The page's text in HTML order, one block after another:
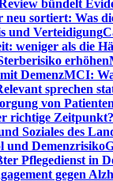
bündelt
neu sortiert: Was
und Verteidigung
weniger als die
erhöhen
DemenzMCI:
sprechen
von
richtige Zeitpunkt?
Soziales des
und Demenzrisiko
Pflegedienst in
gegen